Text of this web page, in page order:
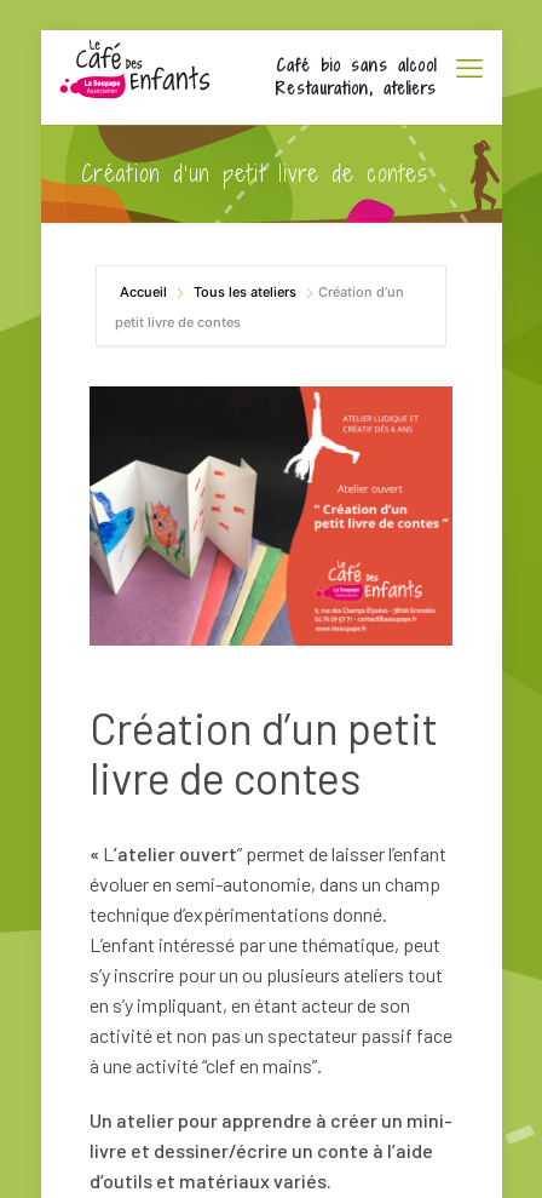
Café bio sans alcool
Restauration, ateliers
Création d’un petit livre de contes
Accueil Tous les ateliers
Création d’un
petit livre de contes
Création d’un petit
livre de contes
« L ’atelier ouvert” permet de laisser l’enfant
évoluer en semi-autonomie, dans un champ
technique d’expérimentations donné.
L’enfant intéressé par une thématique, peut
s’y inscrire pour un ou plusieurs ateliers tout
en s’y impliquant, en étant acteur de son
activité et non pas un spectateur passif face
à une activité “clef en mains”.
Un atelier pour apprendre à créer un mini-
livre et dessiner/écrire un conte à l’aide
d’outils et matériaux variés.